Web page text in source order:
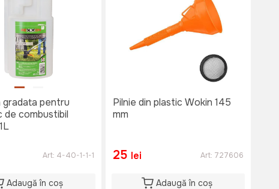
gradata pentru
de combustibil
Art: 4-40-1-1-1
Adaugă în coș
Pilnie din plastic Wokin 145
mm
25 lei Art: 727606
Adaugă în coș